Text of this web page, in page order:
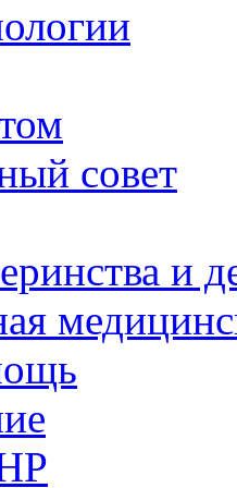
совет
и